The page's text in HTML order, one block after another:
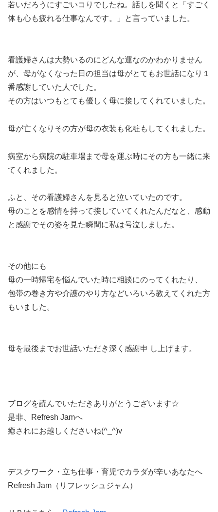
若いだろうにすごいコりでしたね。話しを聞くと「すごく
体も心も疲れる仕事なんです。」と言っていました。
看護婦さんは大勢いるのにどんな運なのかわかりません
が、母がなくなった日の担当は母がとてもお世話になり１
番感謝していた人でした。
その方はいつもとても優しく母に接してくれていました。
母が亡くなりその方が母の衣装も化粧もしてくれました。
病室から病院の駐車場まで母を運ぶ時にその方も一緒に来
てくれました。
ふと、その看護婦さんを見ると泣いていたのです。
母のことを感情を持って接していてくれたんだなと、感動
と感謝でその姿を見た瞬間に私は号泣しました。
その他にも
母の一時帰宅を悩んでいた時に相談にのってくれたり、
包帯の巻き方や介護のやり方などいろいろ教えてくれた方
もいました。
母を最後までお世話いただき深く感謝申 し上げます。
ブログを読んでいただきありがとうございます☆
是非、Refresh Jamへ
癒されにお越しくださいね(^_^)v
デスクワーク・立ち仕事・育児でカラダが辛いあなたへ
Refresh Jam（リフレッシュジャム）